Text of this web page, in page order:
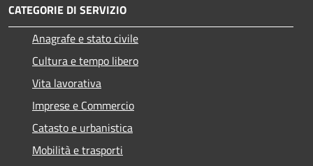
CATEGORIE DI SERVIZIO
Anagrafe e stato civile
Cultura e tempo libero
Vita lavorativa
Imprese e Commercio
Catasto e urbanistica
Mobilità e trasporti